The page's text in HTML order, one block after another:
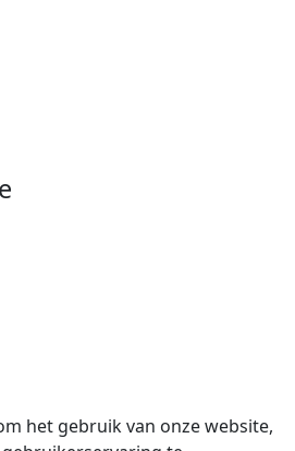
het gebruik van onze website,